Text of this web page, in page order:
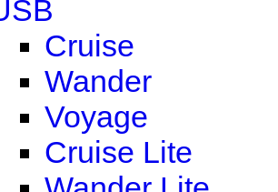
Cruise
Wander
Voyage
Cruise Lite